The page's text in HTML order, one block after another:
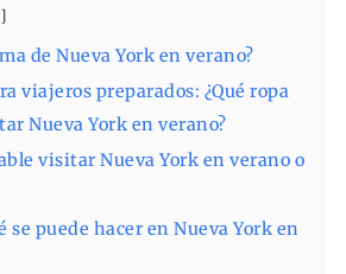
de Nueva York en verano?
viajeros preparados: ¿Qué ropa
Nueva York en verano?
visitar Nueva York en verano o
se puede hacer en Nueva York en